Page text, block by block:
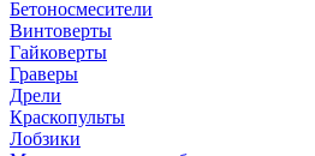
Бетоносмесители
Винтоверты
Гайковерты
Граверы
Дрели
Краскопульты
Лобзики